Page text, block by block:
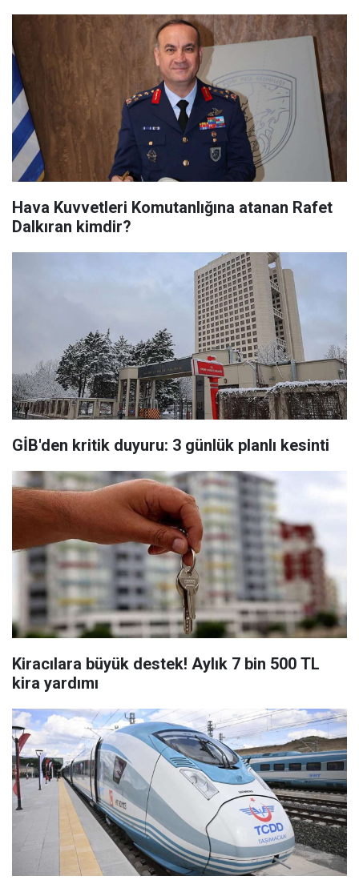
Hava Kuvvetleri Komutanlığına atanan Rafet
Dalkıran kimdir?
GİB'den kritik duyuru: 3 günlük planlı kesinti
Kiracılara büyük destek! Aylık 7 bin 500 TL
kira yardımı